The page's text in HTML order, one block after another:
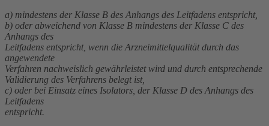
a) mindestens der Klasse B des Anhangs des Leitfadens entspricht,
b) oder abweichend von Klasse B mindestens der Klasse C des
Anhangs des
Leitfadens entspricht, wenn die Arzneimittelqualität durch das
angewendete
Verfahren nachweislich gewährleistet wird und durch entsprechende
Validierung des Verfahrens belegt ist,
c) oder bei Einsatz eines Isolators, der Klasse D des Anhangs des
Leitfadens
entspricht.